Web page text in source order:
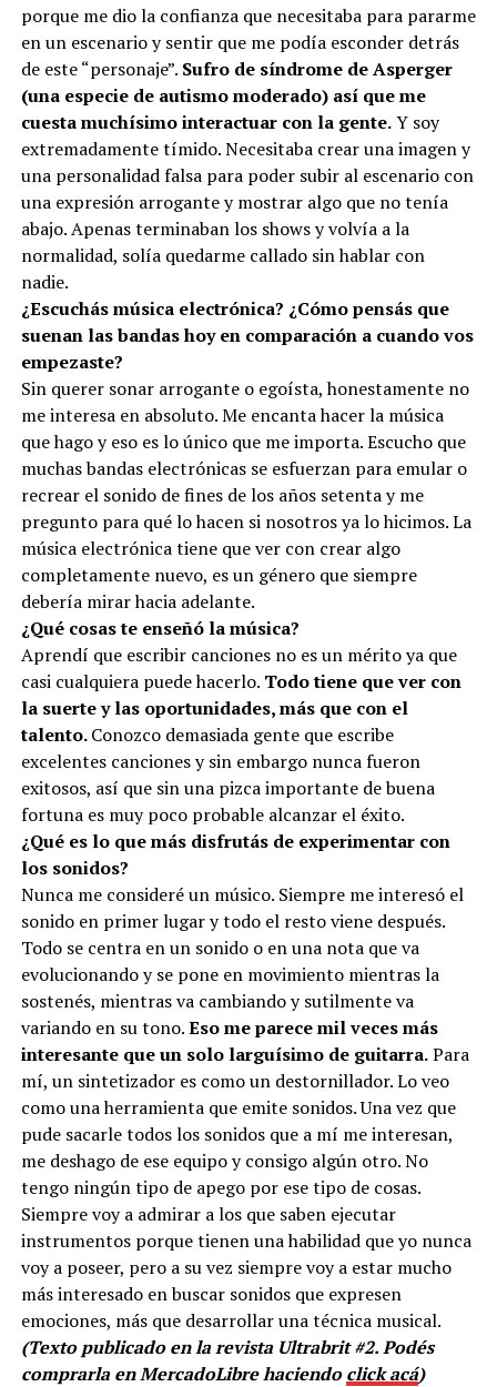
porque me dio la confianza que necesitaba para pararme
en un escenario y sentir que me podía esconder detrás
de este “personaje”. Sufro de síndrome de Asperger
(una especie de autismo moderado) así que me
cuesta muchísimo interactuar con la gente.Y soy
extremadamente tímido. Necesitaba crear una imagen y
una personalidad falsa para poder subir al escenario con
una expresión arrogante y mostrar algo que no tenía
abajo. Apenas terminaban los shows y volvía a la
normalidad, solía quedarme callado sin hablar con
nadie.
¿Escuchás música electrónica? ¿Cómo pensás que
suenan las bandas hoy en comparación a cuando vos
empezaste?
Sin querer sonar arrogante o egoísta, honestamente no
me interesa en absoluto. Me encanta hacer la música
que hago y eso es lo único que me importa. Escucho que
muchas bandas electrónicas se esfuerzan para emular o
recrear el sonido de fines de los años setenta y me
pregunto para qué lo hacen si nosotros ya lo hicimos. La
música electrónica tiene que ver con crear algo
completamente nuevo, es un género que siempre
debería mirar hacia adelante.
¿Qué cosas te enseñó la música?
Aprendí que escribir canciones no es un mérito ya que
casi cualquiera puede hacerlo. Todo tiene que ver con
la suerte y las oportunidades, más que con el
talento.Conozco demasiada gente que escribe
excelentes canciones y sin embargo nunca fueron
exitosos, así que sin una pizca importante de buena
fortuna es muy poco probable alcanzar el éxito.
¿Qué es lo que más disfrutás de experimentar con
los sonidos?
Nunca me consideré un músico. Siempre me interesó el
sonido en primer lugar y todo el resto viene después.
Todo se centra en un sonido o en una nota que va
evolucionando y se pone en movimiento mientras la
sostenés, mientras va cambiando y sutilmente va
variando en su tono.Eso me parece mil veces más
interesante que un solo larguísimo de guitarra.Para
mí, un sintetizador es como un destornillador. Lo veo
como una herramienta que emite sonidos. Una vez que
pude sacarle todos los sonidos que a mí me interesan,
me deshago de ese equipo y consigo algún otro. No
tengo ningún tipo de apego por ese tipo de cosas.
Siempre voy a admirar a los que saben ejecutar
instrumentos porque tienen una habilidad que yo nunca
voy a poseer, pero a su vez siempre voy a estar mucho
más interesado en buscar sonidos que expresen
emociones, más que desarrollar una técnica musical.
(Texto publicado en la revista Ultrabrit #2. Podés
comprarla en MercadoLibre haciendoclick acá)